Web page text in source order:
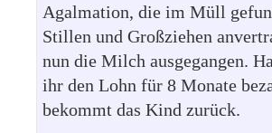
Agalmation, die im Müll
Stillen und Großziehen
nun die Milch ausgegangen.
ihr den Lohn für 8 Monate
bekommt das Kind zurück.